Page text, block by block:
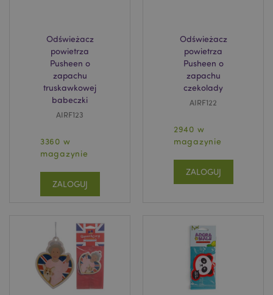
Odświeżacz
powietrza
Pusheen o
zapachu
truskawkowej
babeczki
AIRF123
3360 w
magazynie
ZALOGUJ
Odświeżacz
powietrza
Pusheen o
zapachu
czekolady
AIRF122
2940 w
magazynie
ZALOGUJ